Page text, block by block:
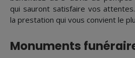
qui sauront satisfaire vos
la prestation qui vous convient le
Monuments